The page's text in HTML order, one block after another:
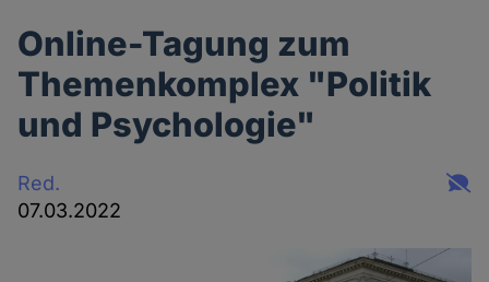
Online-Tagung zum
Themenkomplex "Politik
und Psychologie"
Red.
07.03.2022